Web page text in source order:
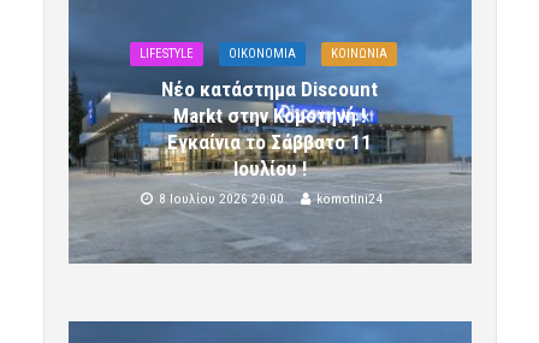
LIFESTYLE OIKONOMIA ΚΟΙΝΩΝΙΑ
Νέο κατάστημα Discount
Markt στην Κομοτηνή !
Εγκαίνια το Σάββατο 11
Ιουλίου !
8 Ιουλίου 2026 20:00 komotini24